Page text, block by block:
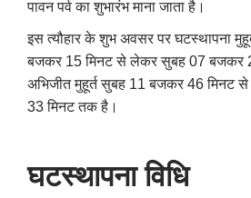
पावन पर्व का शुभारंभ माना जाता है।
इस त्यौहार के शुभ अवसर पर घटस्थापना
बजकर 15 मिनट से लेकर सुबह 07 बजकर
अभिजीत मुहूर्त सुबह 11 बजकर 46 मिनट
33 मिनट तक है।
घटस्थापना विधि